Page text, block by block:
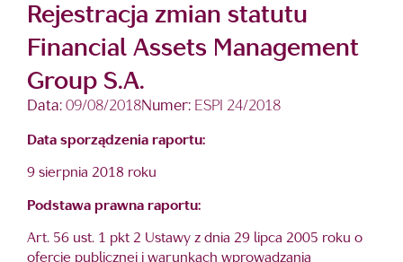
Rejestracja zmian statutu
Financial Assets Management
Group S.A.
Data: 09/08/2018Numer: ESPI 24/2018
Data sporządzenia raportu:
9 sierpnia 2018 roku
Podstawa prawna raportu:
Art. 56 ust. 1 pkt 2 Ustawy z dnia 29 lipca 2005 roku o
ofercie publicznej i warunkach wprowadzania